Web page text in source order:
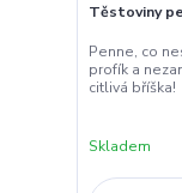
Těstoviny
Penne, co
profík a
citlivá bříška!
Skladem